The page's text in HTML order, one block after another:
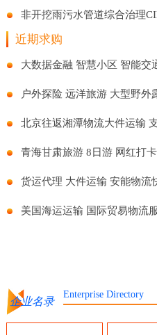
非开挖雨污水管道综合治理
近期求购
大数据金融 智慧小区 智能交
户外探险 远洋旅游 大型野外
北京往返湘潭物流大件运输
货运代理 大件运输 安能物流
美国海运运输 国际贸易物流
企业名录
Enterprise Directory